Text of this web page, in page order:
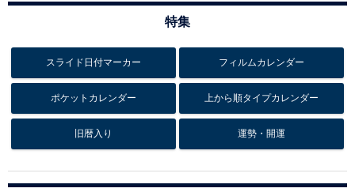
特集
スライド日付マーカー フィルムカレンダー
ポケットカレンダー 上から順タイプカレンダー
旧暦入り 運勢・開運